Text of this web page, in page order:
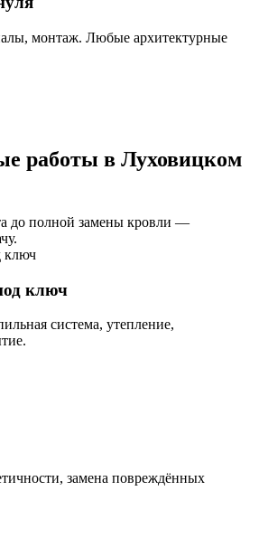
монтаж. Любые архитектурные
работы в Луховицком
до полной замены кровли —
ключ
система, утепление,
замена повреждённых